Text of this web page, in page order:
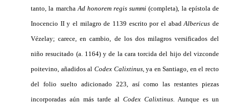
tanto, la marcha Ad honorem regis summi(completa), la epístola de
Inocencio II y el milagro de 1139 escrito por el abadAlbericusde
Vézelay; carece, en cambio, de los dos milagros versificados del
niño resucitado (a. 1164) y de la cara torcida del hijo del vizconde
poitevino, añadidos al Codex Calixtinus, ya en Santiago, en el recto
del folio suelto adicionado 223, así como las restantes piezas
incorporadas aún más tarde alCodex Calixtinus . Aunque es un